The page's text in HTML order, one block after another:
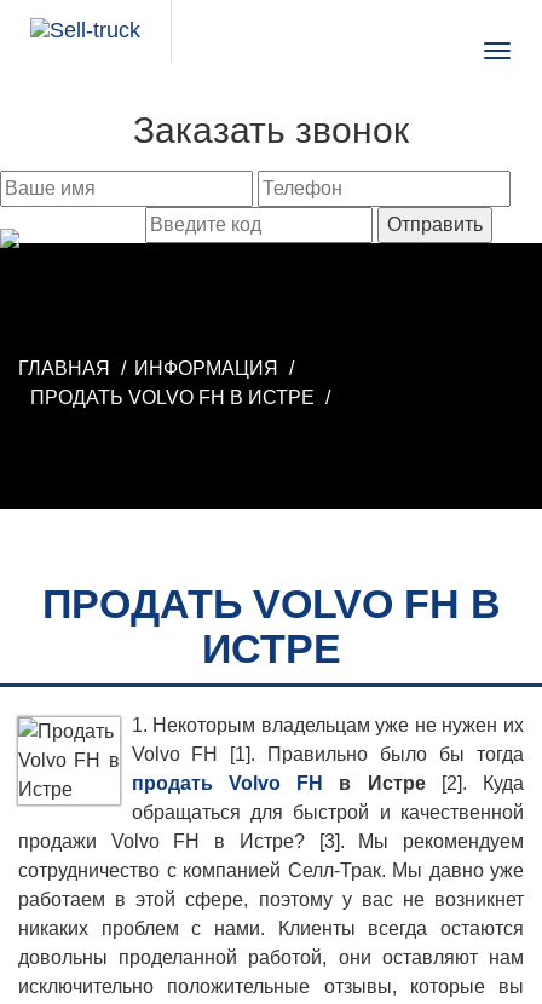
Заказать звонок
ГЛАВНАЯ
ИНФОРМАЦИЯ
ПРОДАТЬ VOLVO FH В ИСТРЕ
ПРОДАТЬ VOLVO FH В
ИСТРЕ
1. Некоторым владельцам уже не нужен их
Volvo FH [1]. Правильно было бы тогда
продать Volvo FH
в Истре[2]. Куда
обращаться для быстрой и качественной
продажи Volvo FH в Истре? [3]. Мы рекомендуем
сотрудничество с компанией Селл-Трак. Мы давно уже
работаем в этой сфере, поэтому у вас не возникнет
никаких проблем с нами. Клиенты всегда остаются
довольны проделанной работой, они оставляют нам
исключительно положительные отзывы, которые вы